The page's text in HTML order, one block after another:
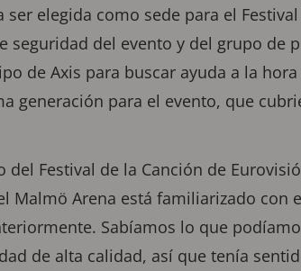
elegida como sede para el
seguridad del evento y del grupo de
de Axis para buscar ayuda a la
generación para el evento, que
Festival de la Canción de
Malmö Arena está familiarizado con
Sabíamos lo que
de alta calidad, así que tenía